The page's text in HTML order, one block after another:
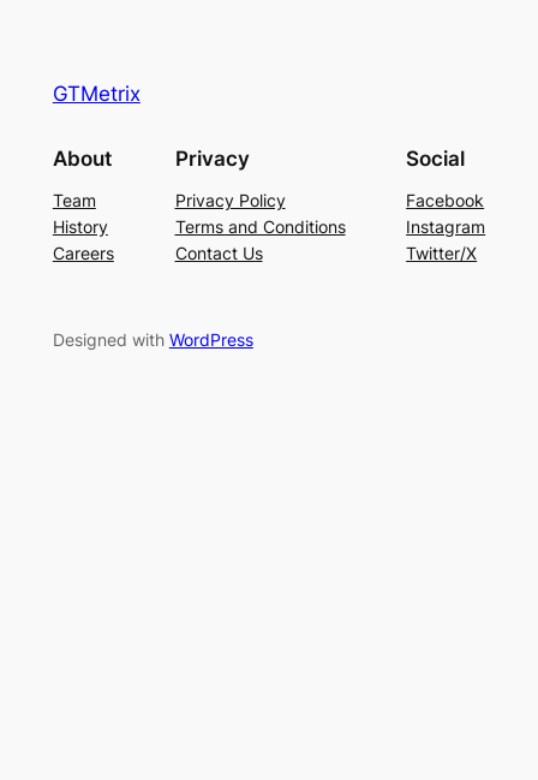
GTMetrix
About
Team
History
Careers
Privacy
Privacy Policy
Terms and Conditions
Contact Us
Social
Facebook
Instagram
Twitter/X
Designed with WordPress